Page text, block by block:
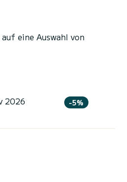
eine Auswahl von
2026 -5%